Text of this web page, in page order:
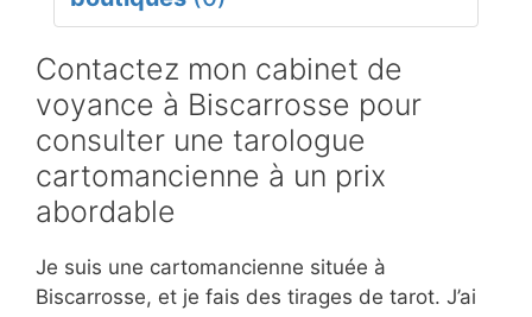
Contactez mon cabinet de
voyance à Biscarrosse pour
consulter une tarologue
cartomancienne à un prix
abordable
Je suis une cartomancienne située à
Biscarrosse, et je fais des tirages de tarot. J’ai